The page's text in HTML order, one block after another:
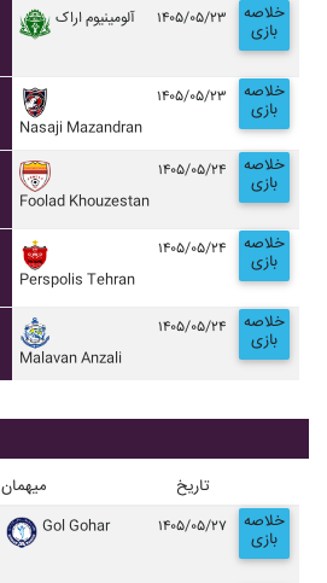
آلومينيوم اراک ۱۴۰۵/۰۵/۲۳ خلاصه
بازی
Nasaji Mazandran
۱۴۰۵/۰۵/۲۳ خلاصه
بازی
Foolad Khouzestan
۱۴۰۵/۰۵/۲۴ خلاصه
بازی
Perspolis Tehran
۱۴۰۵/۰۵/۲۴ خلاصه
بازی
Malavan Anzali
۱۴۰۵/۰۵/۲۴ خلاصه
بازی
میهمان تاریخ
Gol Gohar ۱۴۰۵/۰۵/۲۷ خلاصه
بازی